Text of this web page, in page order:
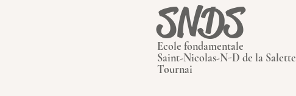
SNDS
Ecole fondamentale
Saint-Nicolas-N-D de la Salette
Tournai